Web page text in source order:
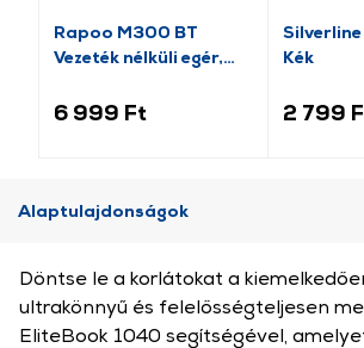
Rapoo M300 BT
Vezeték nélküli egér,
(184340)
6 999 Ft
Silverline
Kék
2 799
Alaptulajdonságok
Döntse le a korlátokat a
ultrakönnyű és felelősségteljesen
EliteBook 1040 segítségével,